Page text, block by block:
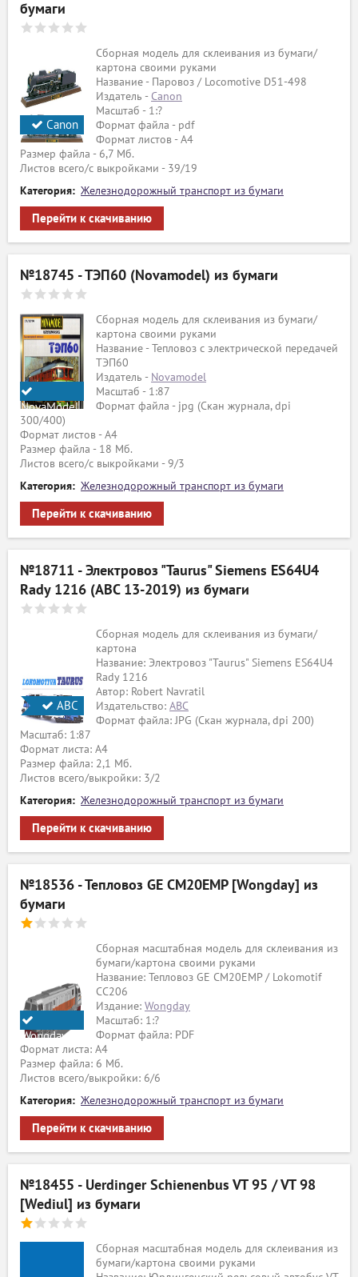
бумаги
Canon
Сборная модель для склеивания из бумаги/
картона своими руками
Название - Паровоз / Locomotive D51-498
Издатель -Canon
Масштаб - 1:?
Формат файла - pdf
Формат листов - A4
Размер файла - 6,7 Мб.
Листов всего/с выкройками - 39/19
Категория: Железнодорожный транспорт из бумаги
Перейти к скачиванию
№18745 - ТЭП60 (Novamodel) из бумаги
NovaModel
Сборная модель для склеивания из бумаги/
картона своими руками
Название - Тепловоз с электрической передачей
ТЭП60
Издатель - Novamodel
Масштаб - 1:87
Формат файла - jpg (Скан журнала, dpi
300/400)
Формат листов - A4
Размер файла - 18 Мб.
Листов всего/с выкройками - 9/3
Категория: Железнодорожный транспорт из бумаги
Перейти к скачиванию
№18711 - Электровоз "Taurus" Siemens ES64U4
Rady 1216 (ABC 13-2019) из бумаги
АВС
Сборная модель для склеивания из бумаги/
картона
Название: Электровоз "Taurus" Siemens ES64U4
Rady 1216
Автор: Robert Navratil
Издательство: ABC
Формат файла: JPG (Скан журнала, dpi 200)
Масштаб: 1:87
Формат листа: А4
Размер файла: 2,1 Мб.
Листов всего/выкройки: 3/2
Категория: Железнодорожный транспорт из бумаги
Перейти к скачиванию
№18536 - Тепловоз GE CM20EMP [Wongday] из
бумаги
Wongday
Сборная масштабная модель для склеивания из
бумаги/картона своими руками
Название: Тепловоз GE CM20EMP / Lokomotif
CC206
Издание: Wongday
Масштаб: 1:?
Формат файла: PDF
Формат листа: А4
Размер файла: 6 Мб.
Листов всего/выкройки: 6/6
Категория: Железнодорожный транспорт из бумаги
Перейти к скачиванию
№18455 - Uerdinger Schienenbus VT 95 / VT 98
[Wediul] из бумаги
Сборная масштабная модель для склеивания из
бумаги/картона своими руками